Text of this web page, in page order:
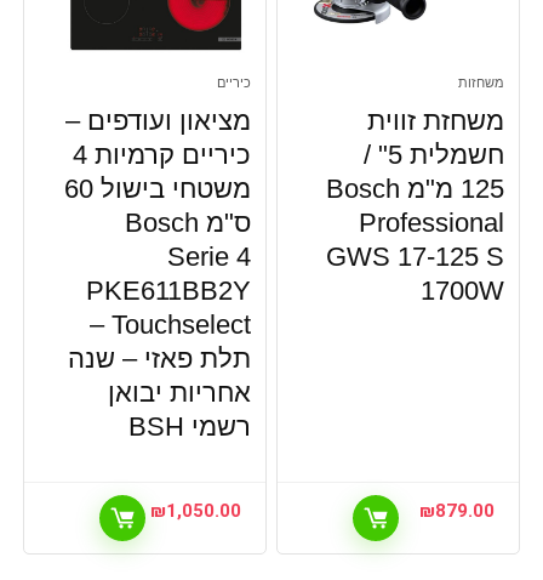
סוללות ומטענים
סטים מעורבים של ראשים מתחלפים
עולם הקפה והתה
פטישונים
פנסי הצפה נטענים וחצובות
פתרונות ניקוי לבית
צביעת הבית
קמפינג וטיולים, משאבות ומדחסי אוויר
קפה ותה, מכונות קפה מבוססות פולים
שולחנות לכלי עבודה
שוק-ריהוט
משחזות
משחזת זווית
חשמלית 5" /
125 מ"מ Bosch
Professional
GWS 17-125 S
1700W
₪879.00
כיריים
מציאון ועודפים –
כיריים קרמיות 4
משטחי בישול 60
ס"מ Bosch
Serie 4
PKE611BB2Y
Touchselect –
תלת פאזי – שנה
אחריות יבואן
רשמי BSH
₪1,050.00